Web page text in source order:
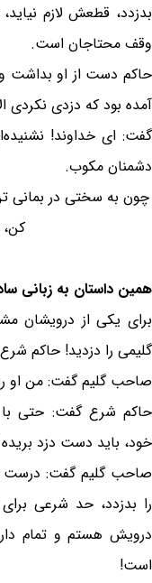
بدزدد، قطعش لازم
وقف محتاجان است.
حاکم دست از او بداشت
آمده بود که دزدی نکردی
گفت: ای خداوند!
دشمنان مکوب.
چون به سختی در بمانی
همین داستان به زبانی
برای یکی از درویشان
گلیمی را دزدید! حاکم
صاحب گلیم گفت: من او
حاکم شرع گفت: حتی
خود، باید دست دزد
صاحب گلیم گفت: درست
را بدزدد، حد شرعی
درویش هستم و تمام
است!